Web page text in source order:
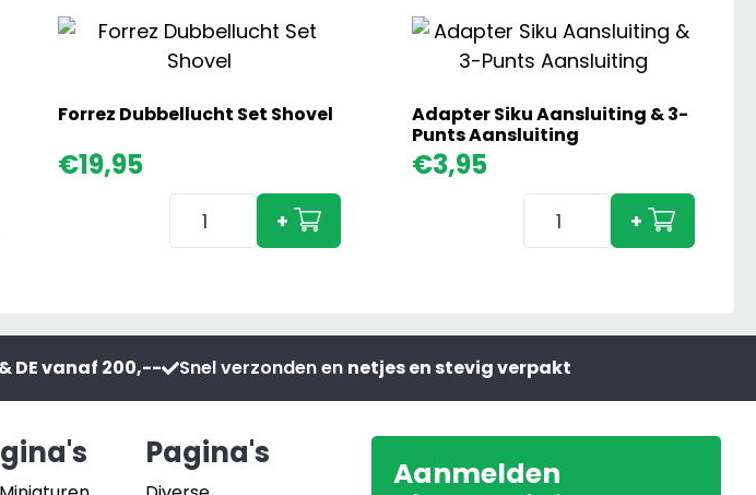
Forrez Dubbellucht Set Shovel
€19,95
Forrez
Dubbellucht
+
Adapter Siku Aansluiting & 3-
Punts Aansluiting
€3,95
Adapter
Siku
Punts
Aansluiting
+
DE vanaf 200,-- Snel verzonden en netjes en stevig verpakt
Pagina's
Aanmelden